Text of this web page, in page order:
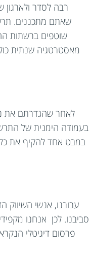
רבה לסדר
שאתם מתכננים.
שוטפים ברשתות
מאסטרטגיה שנתית
לאחר שהגדרתם את
בעמודה הימנית של
במבט אחד להקיף את כל
עבורנו, אנשי
סביבנו. לכן אנחנו
פרסום דיגיטלי